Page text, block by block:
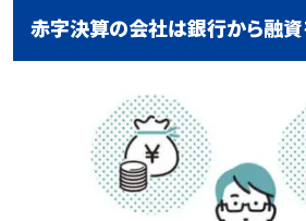
赤字決算の会社は銀行から融資